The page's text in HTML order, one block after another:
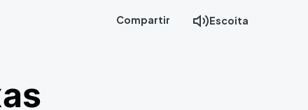
Compartir Escoita